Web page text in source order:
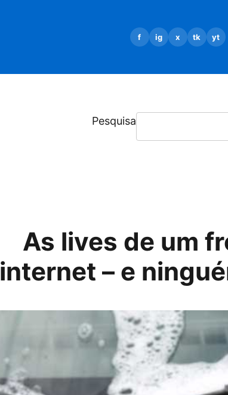
f ig x tk yt
Pesquisa
As lives de um
internet – e